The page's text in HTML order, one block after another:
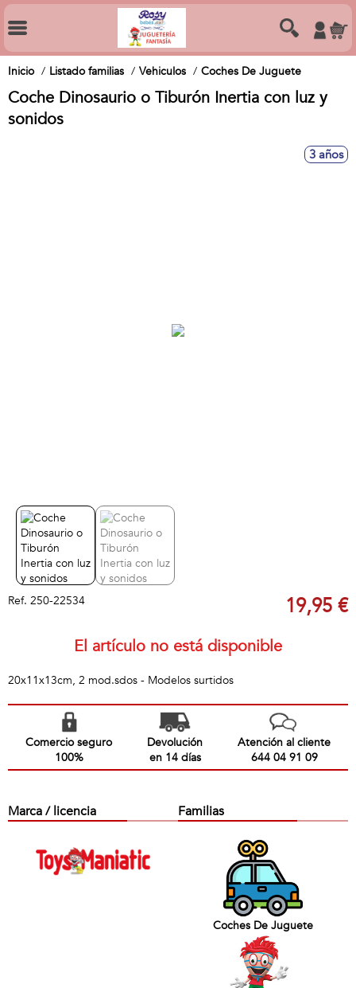
Inicio Listado familias Vehiculos Coches De Juguete
Coche Dinosaurio o Tiburón Inertia con luz y
sonidos
3 años
Ref. 250-22534 19,95 €
El artículo no está disponible
20x11x13cm, 2 mod.sdos - Modelos surtidos
Comercio seguro
100%
Devolución
en 14 días
Atención al cliente
644 04 91 09
Marca / licencia Familias
Coches De Juguete